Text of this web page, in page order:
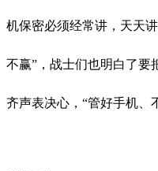
机保密必须经常讲，天天
不赢”，战士们也明白了要
齐声表决心，“管好手机、